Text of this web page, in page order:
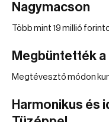
Nagymacson
Több mint 19 millió
Megbüntették a
Megtévesztő módon
Harmonikus és